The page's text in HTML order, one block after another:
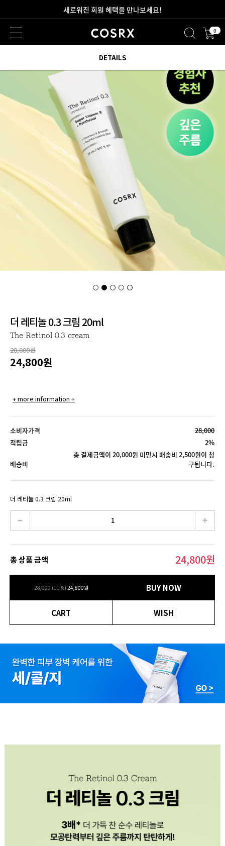
2만원 이상 무료 배송
새로워진 회원 혜택을 만나보세요! 0
더 레티놀 0.3 크림 20ml
The Retinol 0.3 cream
28,000원
24,800원
+ more information +
소비자가격
28,000
적립금
2%
배송비
총 결제금액이 20,000원 미만시 배송비 2,500원이 청
구됩니다.
더 레티놀 0.3 크림 20ml
총 상품 금액 24,800원
28,000 (11%) 24,800원 BUY NOW
CART WISH
DETAILS